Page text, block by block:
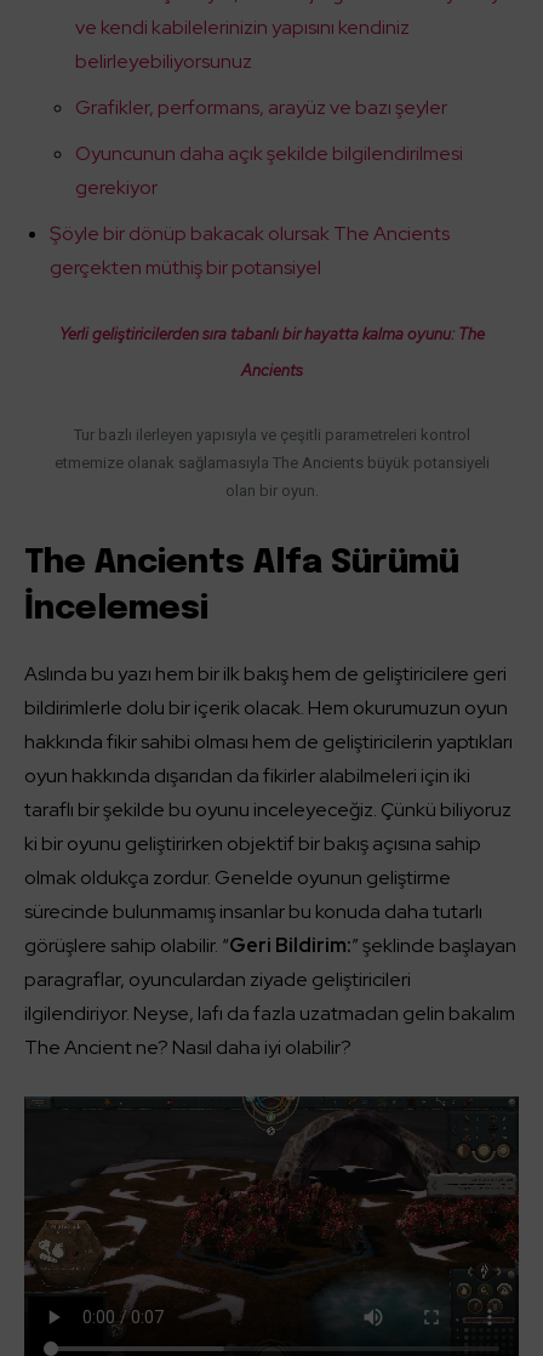
ve kendi kabilelerinizin yapısını kendiniz
belirleyebiliyorsunuz
Grafikler, performans, arayüz ve bazı şeyler
Oyuncunun daha açık şekilde bilgilendirilmesi
gerekiyor
Şöyle bir dönüp bakacak olursak The Ancients
gerçekten müthiş bir potansiyel
Yerli geliştiricilerden sıra tabanlı bir hayatta kalma oyunu: The
Ancients
Tur bazlı ilerleyen yapısıyla ve çeşitli parametreleri kontrol
etmemize olanak sağlamasıyla The Ancients büyük potansiyeli
olan bir oyun.
The Ancients Alfa Sürümü
İncelemesi
Aslında bu yazı hem bir ilk bakış hem de geliştiricilere geri
bildirimlerle dolu bir içerik olacak. Hem okurumuzun oyun
hakkında fikir sahibi olması hem de geliştiricilerin yaptıkları
oyun hakkında dışarıdan da fikirler alabilmeleri için iki
taraflı bir şekilde bu oyunu inceleyeceğiz. Çünkü biliyoruz
ki bir oyunu geliştirirken objektif bir bakış açısına sahip
olmak oldukça zordur. Genelde oyunun geliştirme
sürecinde bulunmamış insanlar bu konuda daha tutarlı
görüşlere sahip olabilir. “Geri Bildirim:” şeklinde başlayan
paragraflar, oyunculardan ziyade geliştiricileri
ilgilendiriyor. Neyse, lafı da fazla uzatmadan gelin bakalım
The Ancient ne? Nasıl daha iyi olabilir?